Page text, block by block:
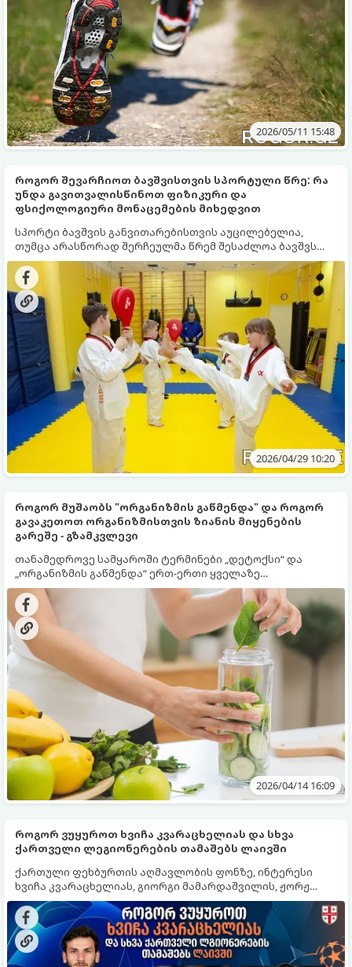
2026/05/11 15:48
როგორ შევარჩიოთ ბავშვისთვის სპორტული წრე: რა
უნდა გავითვალისწინოთ ფიზიკური და
ფსიქოლოგიური მონაცემების მიხედვით
სპორტი ბავშვის განვითარებისთვის აუცილებელია,
თუმცა არასწორად შერჩეულმა წრემ შესაძლოა ბავშვს
მოტივაცია დაუკარგოს. შერჩევისას მნიშვნელოვანია
ბალანსი მის ფიზიკურ მონაცემებსა და ფსიქოლოგიურ
ტიპაჟს შორის.
2026/04/29 10:20
როგორ მუშაობს "ორგანიზმის გაწმენდა" და როგორ
გავაკეთოთ ორგანიზმისთვის ზიანის მიყენების
გარეშე - გზამკვლევი
თანამედროვე სამყაროში ტერმინები „დეტოქსი“ და
„ორგანიზმის გაწმენდა“ ერთ-ერთი ყველაზე
პოპულარული და, ამავდროულად, წინააღმდეგობრივი
თემებია. ინტერნეტი სავსეა რეკლამებით, რომლებიც
გვპირდებიან „ტოქსინებისგან გათავისუფლებას“
სხვადასხვა ჩაის, წვენების ან მკაცრი დიეტების
მეშვეობით. თუმცა, სანამ ამ გზას დაადგებით,
მნიშვნელოვანია გავიგოთ, რა იმალება ამ სიტყვების
მიღმა, რამდენად რეალურია მათი ეფექტი და რას
ფიქრობს ამაზე თანამედროვე მედიცინა.
2026/04/14 16:09
როგორ ვუყუროთ ხვიჩა კვარაცხელიას და სხვა
ქართველი ლეგიონერების თამაშებს ლაივში
ქართული ფეხბურთის აღმავლობის ფონზე, ინტერესი
ხვიჩა კვარაცხელიას, გიორგი მამარდაშვილის, ჟორჟ
მიქაუტაძისა და სხვა ლეგიონერების მიმართ
რეკორდულად გაიზარდა. იმისათვის, რომ არ გამოგრჩეთ
არცერთი მატჩი და ისარგებლოთ მხოლოდ სანდო
წყაროებით, მიჰყევით ამ ინსტრუქციას.